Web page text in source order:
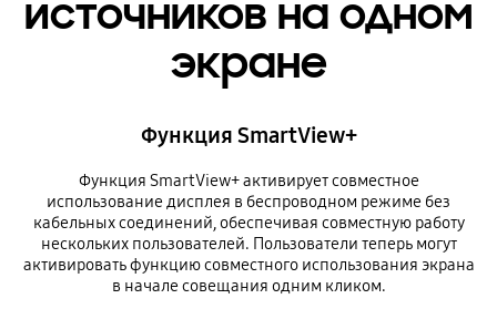
источников на одном
экране
Функция SmartView+
Функция SmartView+ активирует совместное
использование дисплея в беспроводном режиме без
кабельных соединений, обеспечивая совместную работу
нескольких пользователей. Пользователи теперь могут
активировать функцию совместного использования экрана
в начале совещания одним кликом.